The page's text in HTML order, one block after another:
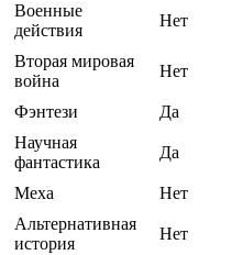
Военные
действия
Нет
Вторая мировая
война
Нет
Фэнтези
Да
Научная
фантастика
Да
Меха
Нет
Альтернативная
история
Нет